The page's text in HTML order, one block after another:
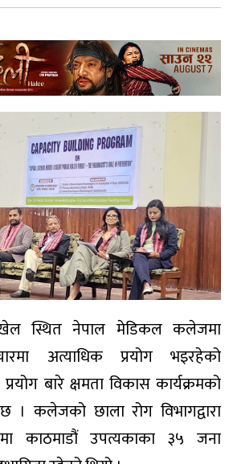
स्थित नेपाल मेडिकल कलेजमा
अत्याधिक प्रयोग भइरहेको
प्रयोग बारे क्षमता विकास कार्यक्रमको
। कलेजको छाला रोग विभागद्वारा
काठमाडौं उपत्यकाका ३५ जना